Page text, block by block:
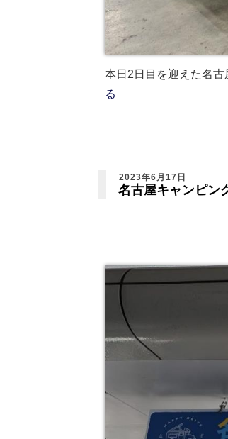
本日2日目を迎えた名古
る
2023年6月17日
名古屋キャンピン